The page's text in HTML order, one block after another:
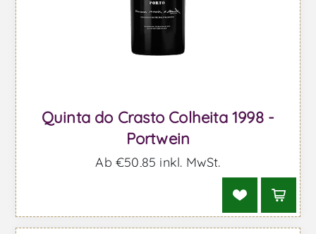
Quinta do Crasto Colheita 1998 -
Portwein
Ab €50,85 inkl. MwSt.